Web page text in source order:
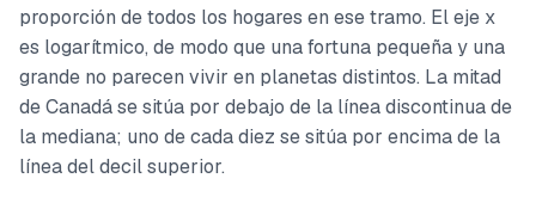
proporción de todos los hogares en ese tramo. El eje x
es logarítmico, de modo que una fortuna pequeña y una
grande no parecen vivir en planetas distintos. La mitad
de Canadá se sitúa por debajo de la línea discontinua de
la mediana; uno de cada diez se sitúa por encima de la
línea del decil superior.